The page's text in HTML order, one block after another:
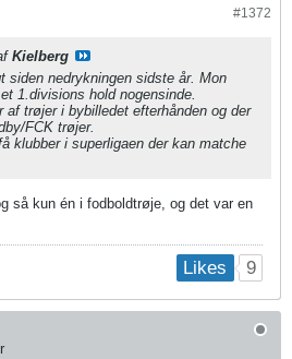
#1372
Kielberg
siden nedrykningen sidste år. Mon
1.divisions hold nogensinde.
af trøjer i bybilledet efterhånden og der
FCK trøjer.
klubber i superligaen der kan matche
så kun én i fodboldtrøje, og det var en
Likes 9